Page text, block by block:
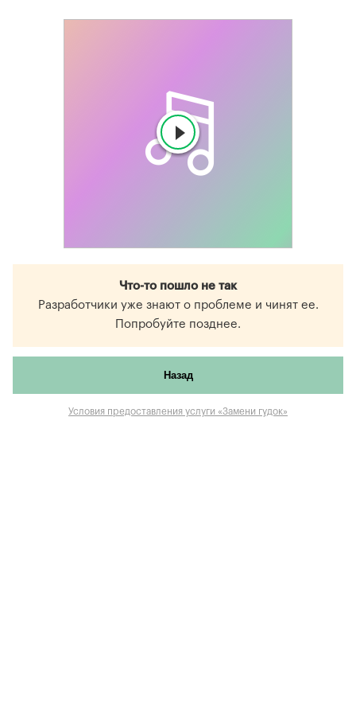
Что-то пошло не так
Разработчики уже знают о проблеме и чинят ее.
Попробуйте позднее.
Назад
Условия предоставления услуги «Замени гудок»